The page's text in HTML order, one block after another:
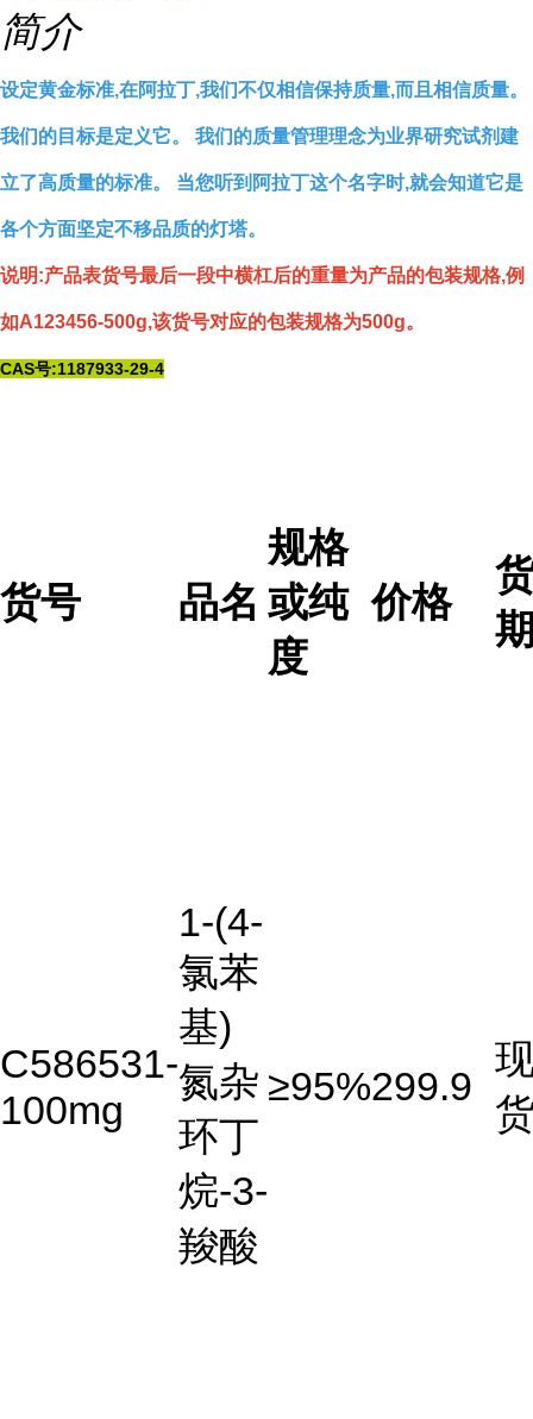
简介
设定黄金标准,在阿拉丁,我们不仅相信保持质量,而且相信质量。
我们的目标是定义它。 我们的质量管理理念为业界研究试剂建
立了高质量的标准。 当您听到阿拉丁这个名字时,就会知道它是
各个方面坚定不移品质的灯塔。
说明:产品表货号最后一段中横杠后的重量为产品的包装规格,例
如A123456-500g,该货号对应的包装规格为500g。
CAS号:1187933-29-4
货号 品名
规格
或纯
度
价格
C586531-
100mg
1-(4-
氯苯
基)
氮杂
环丁
烷-3-
羧酸
≥95%299.9